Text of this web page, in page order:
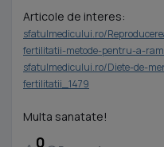
Articole de interes:
sfatulmedicului.ro/
fertilitatii-metode-pentru-a-
sfatulmedicului.ro/Diete-de-
fertilitatii_1479
Multa sanatate!
0